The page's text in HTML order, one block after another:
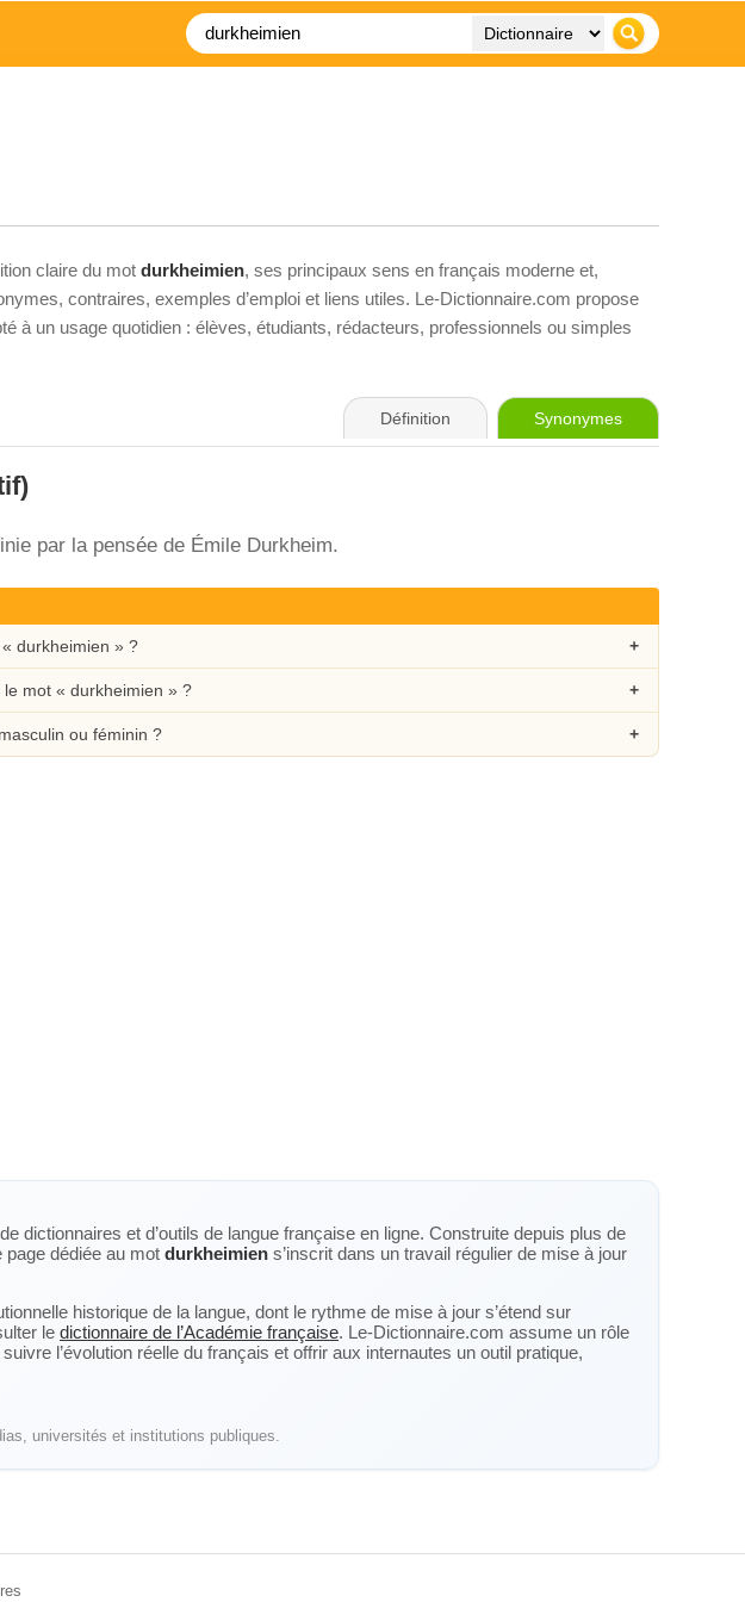
claire du mot durkheimien, ses principaux sens en français moderne et,
contraires, exemples d’emploi et liens utiles. Le-Dictionnaire.com propose
à un usage quotidien : élèves, étudiants, rédacteurs, professionnels ou simples
Définition Synonymes
par la pensée de Émile Durkheim.
durkheimien » ?
mot « durkheimien » ?
ou féminin ?
dictionnaires et d’outils de langue française en ligne. Construite depuis plus de
dédiée au mot durkheimien s’inscrit dans un travail régulier de mise à jour
historique de la langue, dont le rythme de mise à jour s’étend sur
le dictionnaire de l’Académie française. Le-Dictionnaire.com assume un rôle
l’évolution réelle du français et offrir aux internautes un outil pratique,
universités et institutions publiques.